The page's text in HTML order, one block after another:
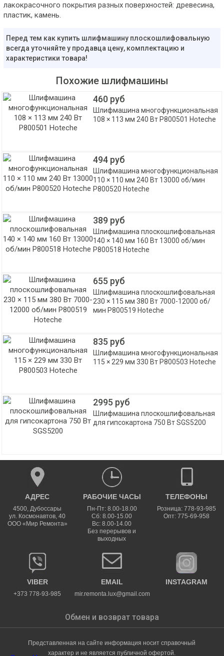
лакокрасочного покрытия разных поверхностей: древесина,
пластик, камень.
Перед тем как купить шлифмашину плоскошлифовальную
всегда уточняйте у продавца цену, комплектацию и
характеристики товара!
Похожие шлифмашины
460 руб
Шлифмашина многофункциональная
108 × 113 мм 240 Вт P800501 Hoteche
494 руб
Шлифмашина многофункциональная
110 × 110 мм 240 Вт 13000 об/мин
P800520 Hoteche
389 руб
Шлифмашина плоскошлифовальная
140 × 140 мм 160 Вт 13000 об/мин
P800518 Hoteche
655 руб
Шлифмашина плоскошлифовальная
230 × 115 мм 380 Вт 7000-12000 об/
мин P800519 Hoteche
835 руб
Шлифмашина многофункциональная
115 × 229 мм 330 Вт P800503 Hoteche
2995 руб
Шлифмашина плоскошлифовальная
для гипсокартона 750 Вт SGS5200
АДРЕС
4500,Дубоссары
ул. Космонавтов, 40
ООО «Мир Ремонта»
РАБОЧИЕ ЧАСЫ
Пн-Пт: 8.00-18.00
Сб: 8.00-15.00
Вс: 8.00-14.00
Без перерывов и
выходных
ТЕЛЕФОНЫ
Розница: 778-93-985
Опт: 775-69-958
VIBER
+373 778-93-985
EMAIL
mir.remonta.lux@gmail.com
INSTAGRAM
Обмен и возврат товара
Представленная на сайте информация носит справочный
характер и не является публичной офертой.